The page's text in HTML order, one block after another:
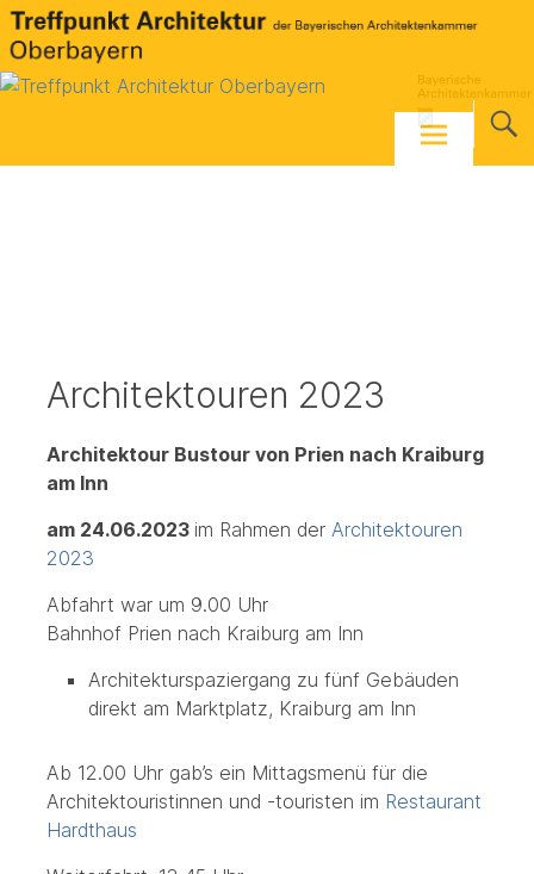
Skip
to
content
Architektouren 2023
Architektour Bustour von Prien nach Kraiburg
am Inn
am 24.06.2023 im Rahmen der Architektouren
2023
Abfahrt war um 9.00 Uhr
Bahnhof Prien nach Kraiburg am Inn
Architekturspaziergang zu fünf Gebäuden
direkt am Marktplatz, Kraiburg am Inn
Ab 12.00 Uhr gab’s ein Mittagsmenü für die
Architektouristinnen und -touristen im Restaurant
Hardthaus